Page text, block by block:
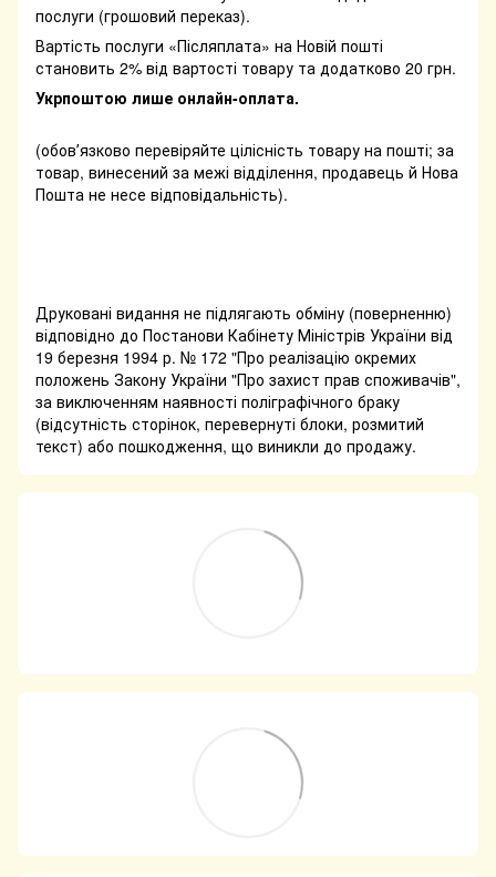
послуги (грошовий переказ).
Вартість послуги «Післяплата» на Новій пошті
становить 2% від вартості товару та додатково 20 грн.
Укрпоштою лише онлайн-оплата.
(обовʼязково перевіряйте цілісність товару на пошті; за
товар, винесений за межі відділення, продавець й Нова
Пошта не несе відповідальність).
Друковані видання не підлягають обміну (поверненню)
відповідно до Постанови Кабінету Міністрів України від
19 березня 1994 р. № 172 "Про реалізацію окремих
положень Закону України "Про захист прав споживачів",
за виключенням наявності поліграфічного браку
(відсутність сторінок, перевернуті блоки, розмитий
текст) або пошкодження, що виникли до продажу.